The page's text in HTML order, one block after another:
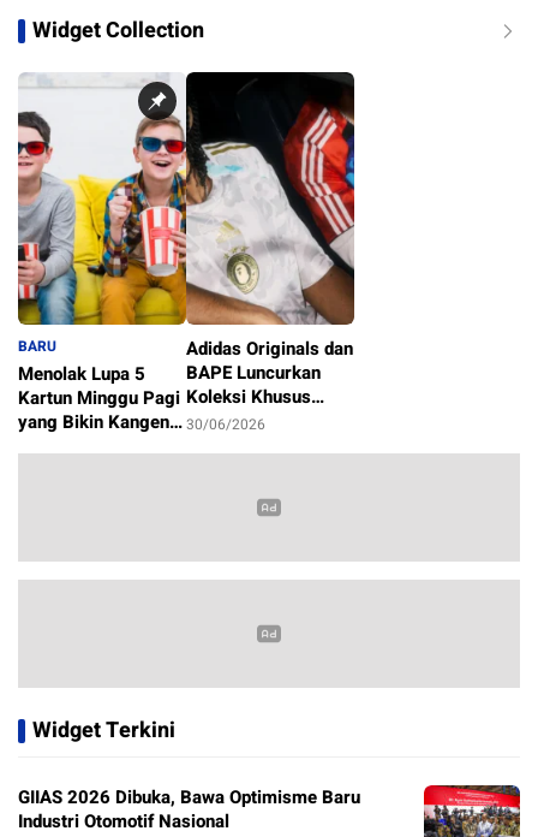
Widget Collection
BARU
Menolak Lupa 5
Kartun Minggu Pagi
yang Bikin Kangen
1/07/2026
Adidas Originals dan
BAPE Luncurkan
Koleksi Khusus
Sambut Piala Dunia
30/06/2026
Widget Terkini
GIIAS 2026 Dibuka, Bawa Optimisme Baru
Industri Otomotif Nasional